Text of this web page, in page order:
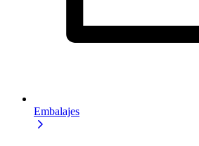
Embalajes